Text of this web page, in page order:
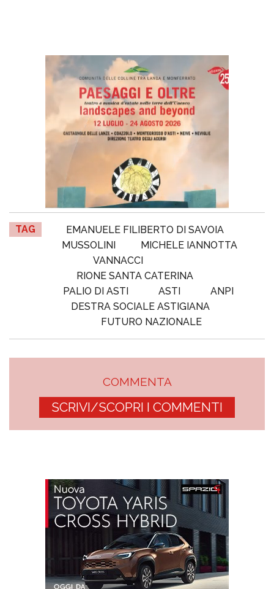
TAG
EMANUELE FILIBERTO DI SAVOIA
MUSSOLINI
MICHELE IANNOTTA
VANNACCI
RIONE SANTA CATERINA
PALIO DI ASTI
ASTI
ANPI
DESTRA SOCIALE ASTIGIANA
FUTURO NAZIONALE
COMMENTA
SCRIVI/SCOPRI I COMMENTI